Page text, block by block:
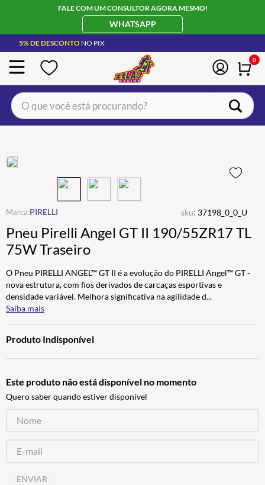
FALE COM UM CONSULTOR AGORA MESMO!
WHATSAPP
5% DE DESCONTO NO PIX
0
O que você está procurando?
PIRELLI sku: 37198_0_0_U
Pneu Pirelli Angel GT II 190/55ZR17 TL
75W Traseiro
O Pneu PIRELLI ANGEL™ GT II é a evolução do PIRELLI Angel™ GT -
nova estrutura, com fios derivados de carcaças esportivas e
densidade variável. Melhora significativa na agilidade d...
Saiba mais
Produto Indisponível
Este produto não está disponível no momento
Quero saber quando estiver disponível
ENVIAR
JAQUETA
4º ÓCULOS SOLAR
5º LUVA
6º BAU
7º ALPINESTAR
8º AIROH
9º CALÇA
10º BOTAS